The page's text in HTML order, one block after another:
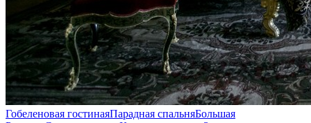
Гобеленовая гостинаяПарадная спальняБольшая